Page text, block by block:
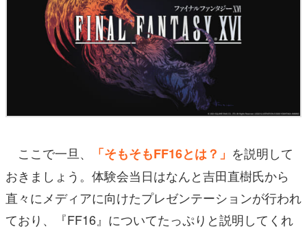
ここで一旦、 「そもそもFF16とは？」 を説明して
おきましょう。体験会当日はなんと吉田直樹氏から
直々にメディアに向けたプレゼンテーションが行われ
ており、『FF16』についてたっぷりと説明してくれ